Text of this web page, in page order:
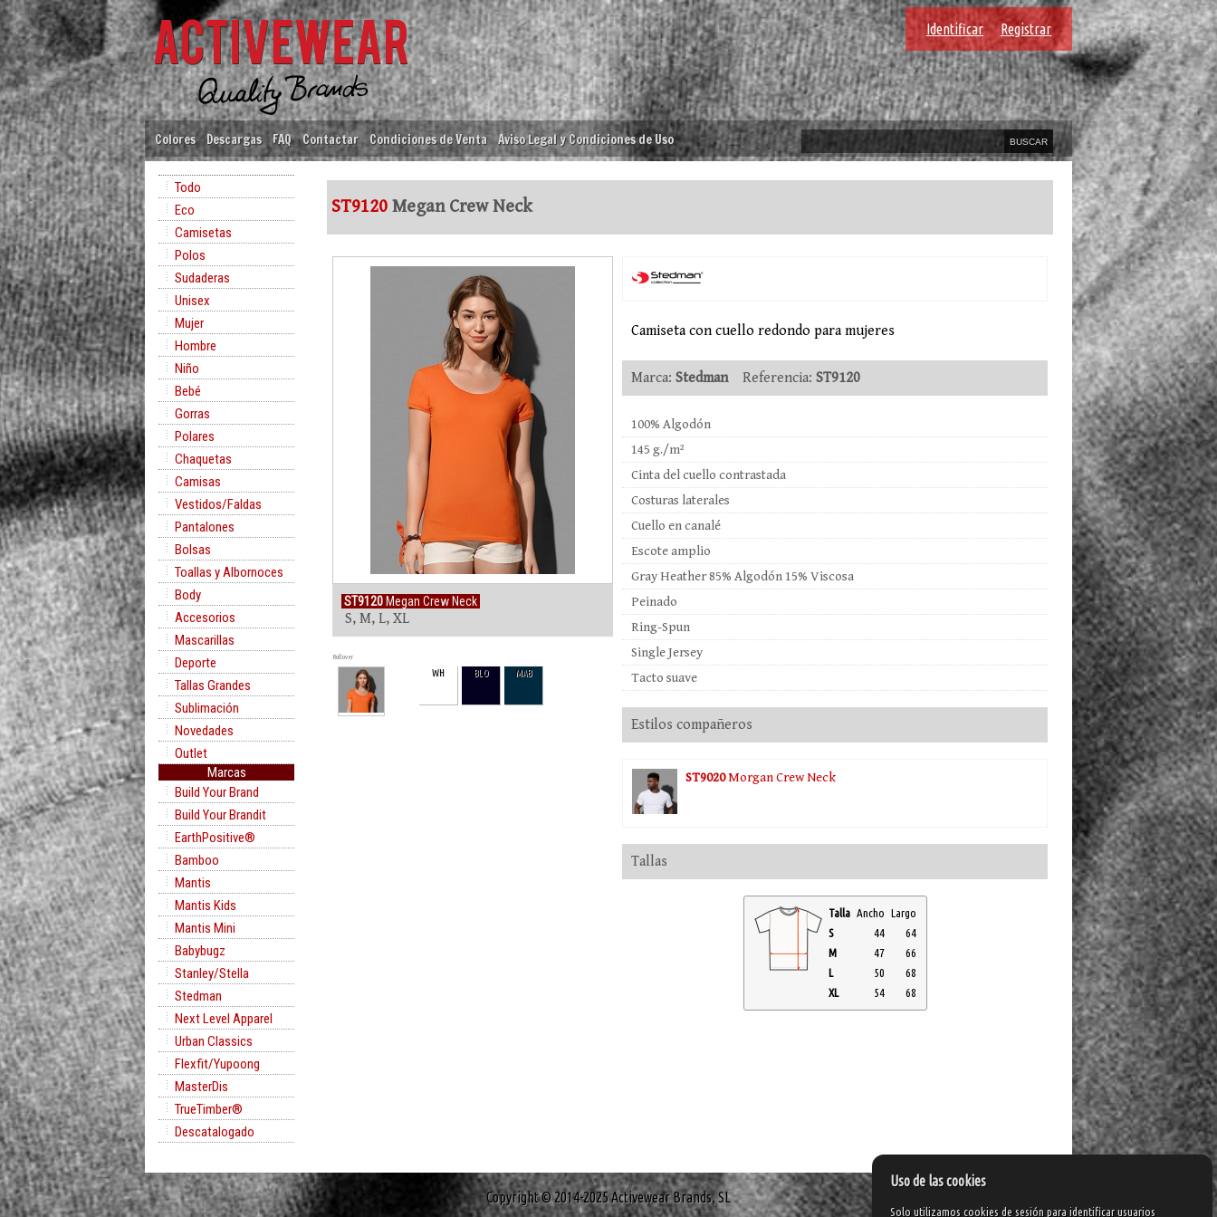
Identificar Registrar
Colores Descargas FAQ Contactar Condiciones de Venta Aviso Legal y Condiciones de Uso
Todo
Eco
Camisetas
Polos
Sudaderas
Unisex
Mujer
Hombre
Niño
Bebé
Gorras
Polares
Chaquetas
Camisas
Vestidos/Faldas
Pantalones
Bolsas
Toallas y Albornoces
Body
Accesorios
Mascarillas
Deporte
Tallas Grandes
Sublimación
Novedades
Outlet
Marcas
Build Your Brand
Build Your Brandit
EarthPositive®
Bamboo
Mantis
Mantis Kids
Mantis Mini
Babybugz
Stanley/Stella
Stedman
Next Level Apparel
Urban Classics
Flexfit/Yupoong
MasterDis
TrueTimber®
Descatalogado
ST9120 Megan Crew Neck
ST9120 Megan Crew Neck
S, M, L, XL
Rollover
WH BLO MAB
Camiseta con cuello redondo para mujeres
Marca: StedmanReferencia: ST9120
100% Algodón
145 g./m²
Cinta del cuello contrastada
Costuras laterales
Cuello en canalé
Escote amplio
Gray Heather 85% Algodón 15% Viscosa
Peinado
Ring-Spun
Single Jersey
Tacto suave
Estilos compañeros
ST9020Morgan Crew Neck
Tallas
Talla Ancho Largo
S
44
64
M
47
66
L
50
68
XL
54 68
Copyright © 2014-2025 Activewear Brands, SL
Uso de las cookies
Solo utilizamos cookies de sesión para identificar usuarios